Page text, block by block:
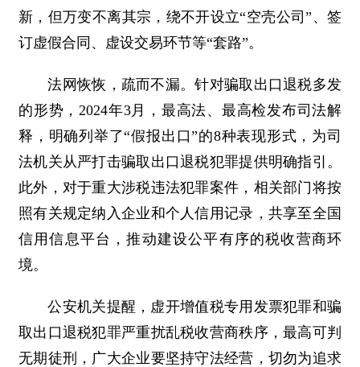
新，但万变不离其宗，绕不开设立“空壳公司”、签
订虚假合同、虚设交易环节等“套路”。
法网恢恢，疏而不漏。针对骗取出口退税多发
的形势，2024年3月，最高法、最高检发布司法解
释，明确列举了“假报出口”的8种表现形式，为司
法机关从严打击骗取出口退税犯罪提供明确指引。
此外，对于重大涉税违法犯罪案件，相关部门将按
照有关规定纳入企业和个人信用记录，共享至全国
信用信息平台，推动建设公平有序的税收营商环
境。
公安机关提醒，虚开增值税专用发票犯罪和骗
取出口退税犯罪严重扰乱税收营商秩序，最高可判
无期徒刑，广大企业要坚持守法经营，切勿为追求